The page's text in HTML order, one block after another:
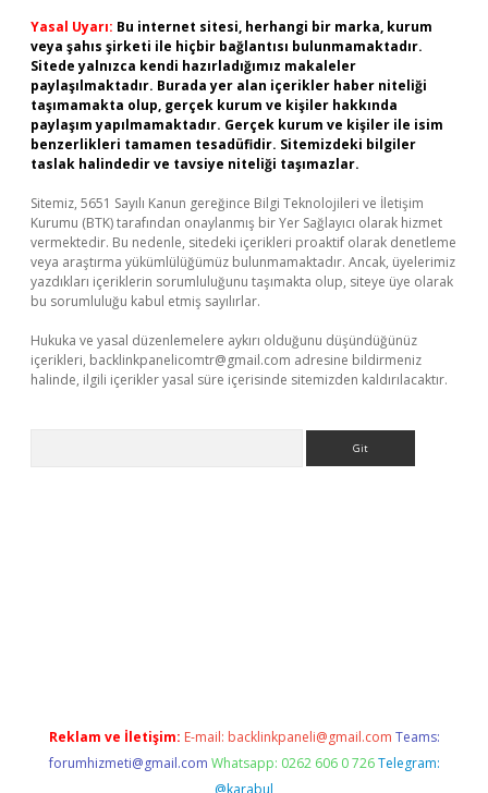
Yasal Uyarı: Bu internet sitesi, herhangi bir marka, kurum
veya şahıs şirketi ile hiçbir bağlantısı bulunmamaktadır.
Sitede yalnızca kendi hazırladığımız makaleler
paylaşılmaktadır. Burada yer alan içerikler haber niteliği
taşımamakta olup, gerçek kurum ve kişiler hakkında
paylaşım yapılmamaktadır. Gerçek kurum ve kişiler ile isim
benzerlikleri tamamen tesadüfidir. Sitemizdeki bilgiler
taslak halindedir ve tavsiye niteliği taşımazlar.
Sitemiz, 5651 Sayılı Kanun gereğince Bilgi Teknolojileri ve İletişim
Kurumu (BTK) tarafından onaylanmış bir Yer Sağlayıcı olarak hizmet
vermektedir. Bu nedenle, sitedeki içerikleri proaktif olarak denetleme
veya araştırma yükümlülüğümüz bulunmamaktadır. Ancak, üyelerimiz
yazdıkları içeriklerin sorumluluğunu taşımakta olup, siteye üye olarak
bu sorumluluğu kabul etmiş sayılırlar.
Hukuka ve yasal düzenlemelere aykırı olduğunu düşündüğünüz
içerikleri, backlinkpanelicomtr@gmail.com adresine bildirmeniz
halinde, ilgili içerikler yasal süre içerisinde sitemizden kaldırılacaktır.
Reklam ve İletişim: E-mail: backlinkpaneli@gmail.com Teams:
forumhizmeti@gmail.com Whatsapp: 0262 606 0 726 Telegram:
@karabul